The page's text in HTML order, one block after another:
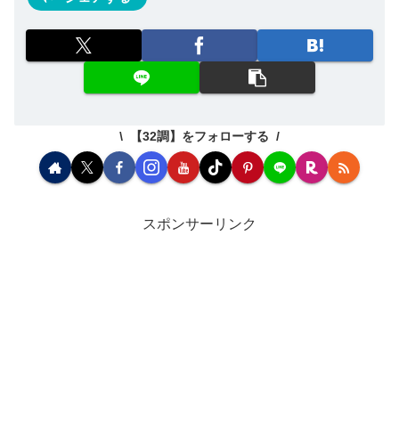
【32調】をフォローする
スポンサーリンク